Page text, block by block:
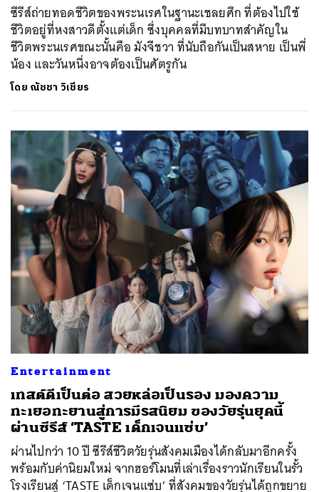
ซีรีส์ถ่ายทอดชีวิตของพระนเรศในฐานะเชลยศึก ที่ต้องไปใช้
ชีวิตอยู่ที่หงสาวดีตั้งแต่เด็ก ซึ่งบุคคลที่มีบทบาทสำคัญใน
ชีวิตพระนเรศขณะนั้นคือ มังจีชวา ที่นับถือกันเป็นสหาย เป็นพี่
น้อง และวันหนึ่งอาจต้องเป็นศัตรูกัน
โดย ณัชชา วิเชียร
Entertainment
เทสต์ดีเป็นต่อ สวยหล่อเป็นรอง มองความ
ทะเยอทะยานสู่การมีรสนิยม ของวัยรุ่นยุคนี้
ผ่านซีรีส์ ‘TASTE เด็กเจนแซ่บ’
ผ่านไปกว่า 10 ปี ซีรีส์ชีวิตวัยรุ่นสังคมเมืองได้กลับมาอีกครั้ง
พร้อมกับค่านิยมใหม่ จากฮอร์โมนที่เล่าเรื่องราวนักเรียนในรั้ว
โรงเรียนสู่ ‘TASTE เด็กเจนแซ่บ’ ที่สังคมของวัยรุ่นได้ถูกขยาย
ค้นหา
SHARE TWEET LINE EMAIL